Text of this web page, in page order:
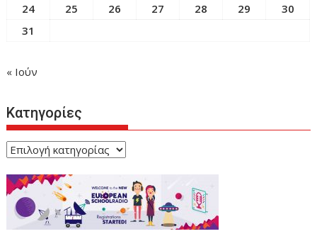
24
25 26 27 28 29
30
31
« Ιούν
Κατηγορίες
Κατηγορίες